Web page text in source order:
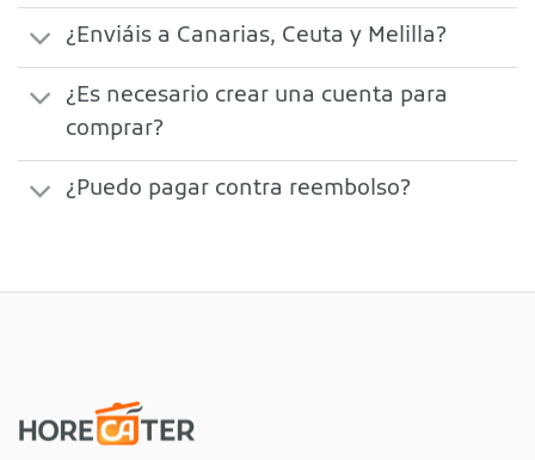
¿Enviáis a Canarias, Ceuta y Melilla?
¿Es necesario crear una cuenta para
comprar?
¿Puedo pagar contra reembolso?